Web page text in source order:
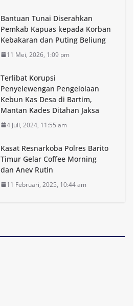
Bantuan Tunai Diserahkan
Pemkab Kapuas kepada Korban
Kebakaran dan Puting Beliung
11 Mei, 2026, 1:09 pm
Terlibat Korupsi
Penyelewengan Pengelolaan
Kebun Kas Desa di Bartim,
Mantan Kades Ditahan Jaksa
4 Juli, 2024, 11:55 am
Kasat Resnarkoba Polres Barito
Timur Gelar Coffee Morning
dan Anev Rutin
11 Februari, 2025, 10:44 am